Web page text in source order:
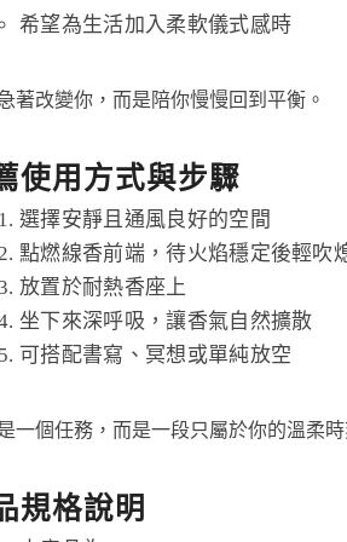
希望為生活加入柔軟儀式感時
著改變你，而是陪你慢慢回到平衡。
使用方式與步驟
選擇安靜且通風良好的空間
點燃線香前端，待火焰穩定後輕吹
放置於耐熱香座上
坐下來深呼吸，讓香氣自然擴散
可搭配書寫、冥想或單純放空
一個任務，而是一段只屬於你的溫柔
規格說明